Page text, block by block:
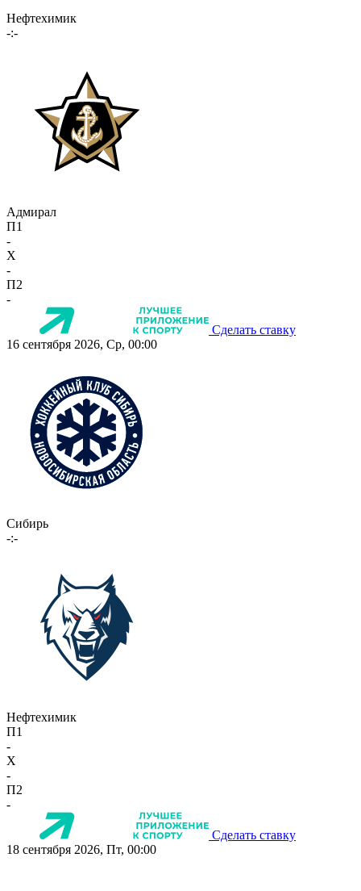
Нефтехимик
-:-
Адмирал
П1
-
X
-
П2
-
Сделать ставку
16 сентября 2026, Ср, 00:00
Сибирь
-:-
Нефтехимик
П1
-
X
-
П2
-
Сделать ставку
18 сентября 2026, Пт, 00:00